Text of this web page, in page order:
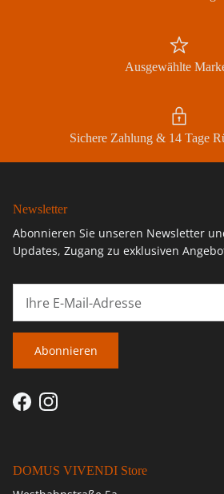
Ausgewählte
Sichere Zahlung & 14 Tage
Newsletter
Abonnieren Sie unseren Newsletter
Updates, Zugang zu exklusiven
Abonnieren
FacebookInstagram
DOMUS VIVENDI Store
Abonnieren